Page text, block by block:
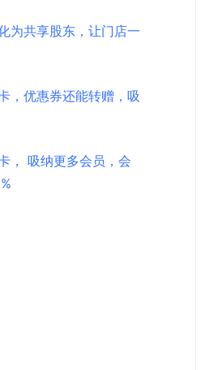
为共享股东，让门店一
，优惠券还能转赠，吸
， 吸纳更多会员，会